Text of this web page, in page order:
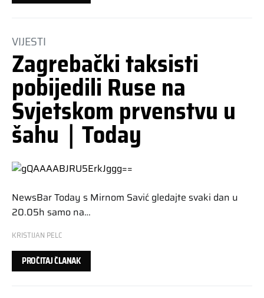
VIJESTI
Zagrebački taksisti
pobijedili Ruse na
Svjetskom prvenstvu u
šahu｜Today
NewsBar Today s Mirnom Savić gledajte svaki dan u
20.05h samo na…
KRISTIJAN PELC
PROČITAJ ČLANAK